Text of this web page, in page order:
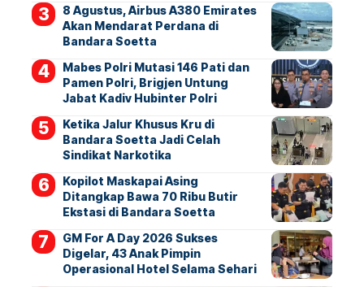
8 Agustus, Airbus A380 Emirates
Akan Mendarat Perdana di
Bandara Soetta
Mabes Polri Mutasi 146 Pati dan
Pamen Polri, Brigjen Untung
Jabat Kadiv Hubinter Polri
Ketika Jalur Khusus Kru di
Bandara Soetta Jadi Celah
Sindikat Narkotika
Kopilot Maskapai Asing
Ditangkap Bawa 70 Ribu Butir
Ekstasi di Bandara Soetta
GM For A Day 2026 Sukses
Digelar, 43 Anak Pimpin
Operasional Hotel Selama Sehari